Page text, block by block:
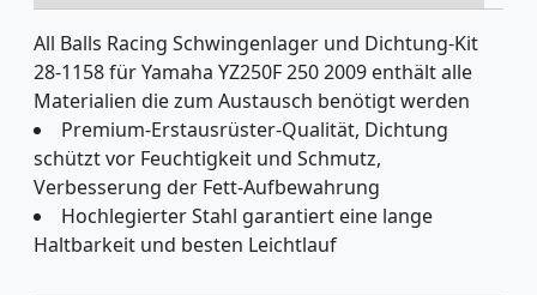
All Balls Racing Schwingenlager und Dichtung-Kit
28-1158 für Yamaha YZ250F 250 2009 enthält alle
Materialien die zum Austausch benötigt werden
Premium-Erstausrüster-Qualität, Dichtung
schützt vor Feuchtigkeit und Schmutz,
Verbesserung der Fett-Aufbewahrung
Hochlegierter Stahl garantiert eine lange
Haltbarkeit und besten Leichtlauf